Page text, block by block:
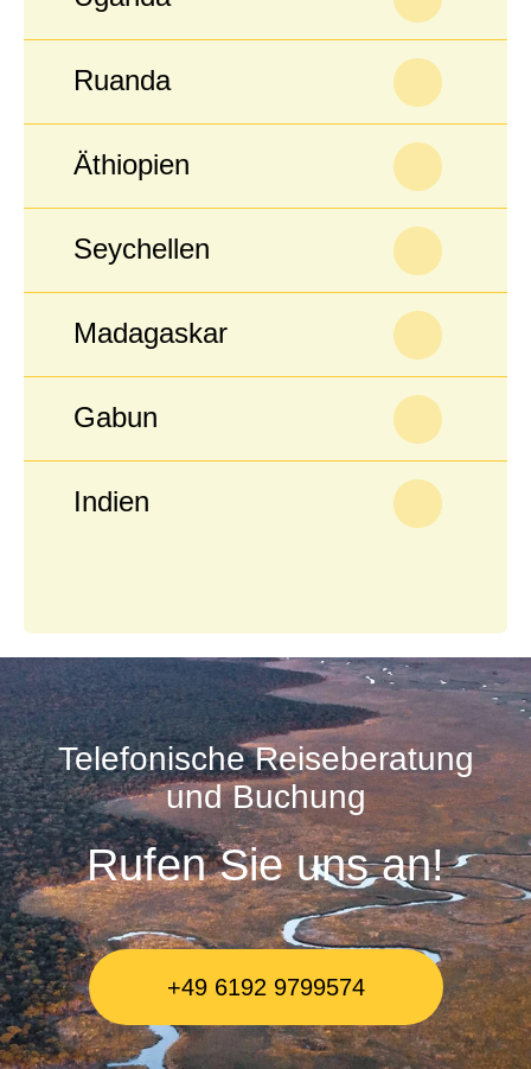
Ruanda
Äthiopien
Seychellen
Madagaskar
Gabun
Indien
Telefonische Reiseberatung
und Buchung
Rufen Sie uns an!
+49 6192 9799574